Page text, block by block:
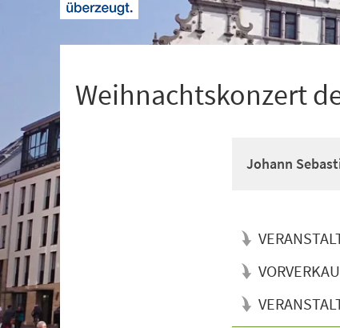
Weihnachtskonzert
Johann